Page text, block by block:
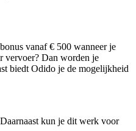
vanaf € 500 wanneer je
vervoer? Dan worden je
biedt Odido je de mogelijkheid
kun je dit werk voor